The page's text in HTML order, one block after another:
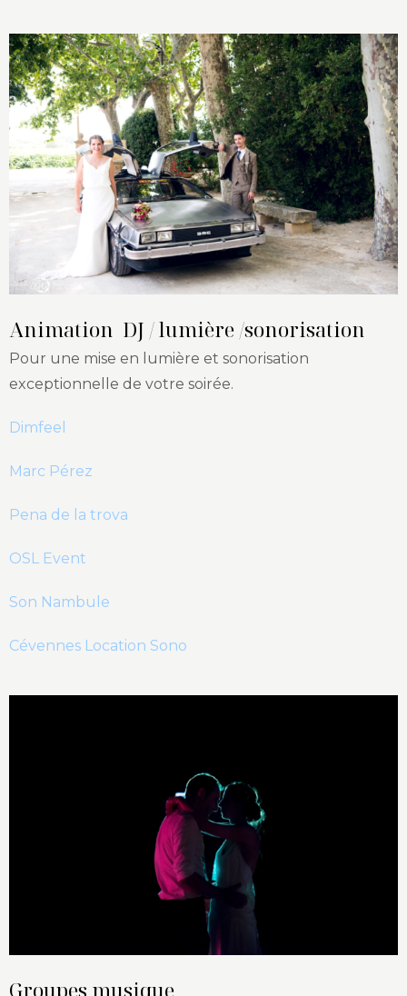
Animation DJ / lumière /sonorisation
Pour une mise en lumière et sonorisation
exceptionnelle de votre soirée.
Dimfeel
Marc Pérez
Pena de la trova
OSL Event
Son Nambule
Cévennes Location Sono
Groupes musique